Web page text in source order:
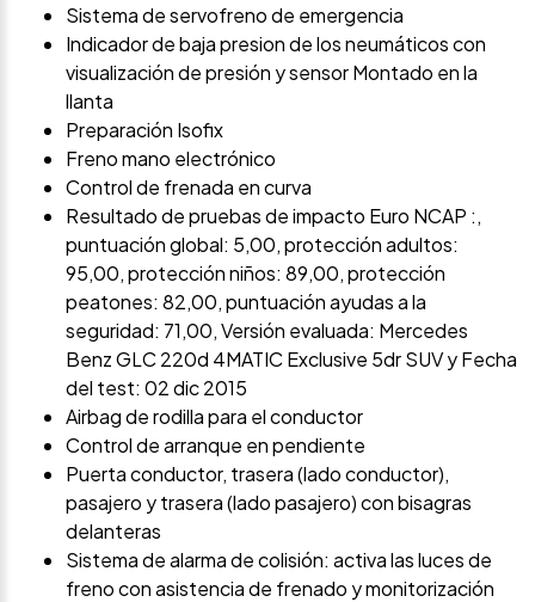
Sistema de servofreno de emergencia
Indicador de baja presion de los neumáticos con
visualización de presión y sensor Montado en la
llanta
Preparación Isofix
Freno mano electrónico
Control de frenada en curva
Resultado de pruebas de impacto Euro NCAP :,
puntuación global: 5,00, protección adultos:
95,00, protección niños: 89,00, protección
peatones: 82,00, puntuación ayudas a la
seguridad: 71,00, Versión evaluada: Mercedes
Benz GLC 220d 4MATIC Exclusive 5dr SUV y Fecha
del test: 02 dic 2015
Airbag de rodilla para el conductor
Control de arranque en pendiente
Puerta conductor, trasera (lado conductor),
pasajero y trasera (lado pasajero) con bisagras
delanteras
Sistema de alarma de colisión: activa las luces de
freno con asistencia de frenado y monitorización